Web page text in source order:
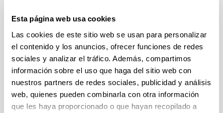
Esta página web usa cookies
Las cookies de este sitio web se usan para personalizar
el contenido y los anuncios, ofrecer funciones de redes
sociales y analizar el tráfico. Además, compartimos
información sobre el uso que haga del sitio web con
nuestros partners de redes sociales, publicidad y análisis
web, quienes pueden combinarla con otra información
que les haya proporcionado o que hayan recopilado a
Education: School, Language and
Society
Doctoral Programme